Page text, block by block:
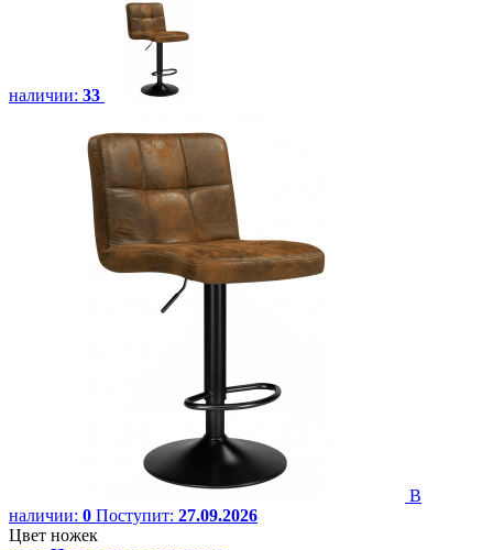
наличии: 33
В
наличии: 0 Поступит: 27.09.2026
Цвет ножек